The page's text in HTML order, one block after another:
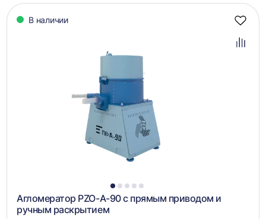
В наличии
1 2 3 4 5
Агломератор PZO-А-90 с прямым приводом и
ручным раскрытием